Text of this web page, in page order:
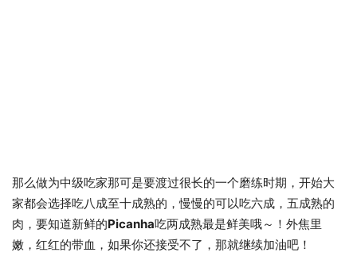
那么做为中级吃家那可是要渡过很长的一个磨练时期，开始大
家都会选择吃八成至十成熟的，慢慢的可以吃六成，五成熟的
肉，要知道新鲜的Picanha吃两成熟最是鲜美哦～！外焦里
嫩，红红的带血，如果你还接受不了，那就继续加油吧！